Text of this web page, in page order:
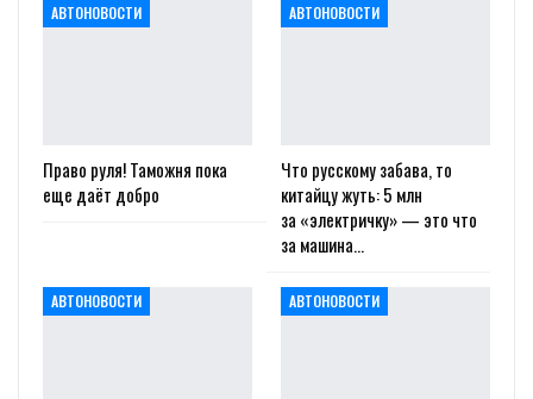
АВТОНОВОСТИ
Право руля! Таможня пока
еще даёт добро
АВТОНОВОСТИ
Что русскому забава, то
китайцу жуть: 5 млн
за «электричку» — это что
за машина…
АВТОНОВОСТИ АВТОНОВОСТИ